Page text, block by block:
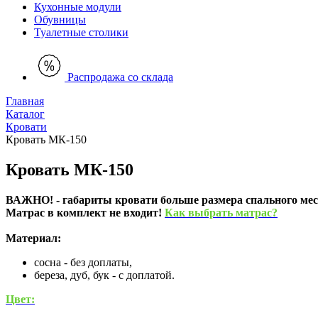
Кухонные модули
Обувницы
Туалетные столики
Распродажа со склада
Главная
Каталог
Кровати
Кровать МК-150
Кровать МК-150
ВАЖНО! - габариты кровати больше размера спального
Матрас в комплект не входит! Как выбрать матрас?
Материал:
сосна - без доплаты,
береза, дуб, бук - с доплатой.
Цвет: